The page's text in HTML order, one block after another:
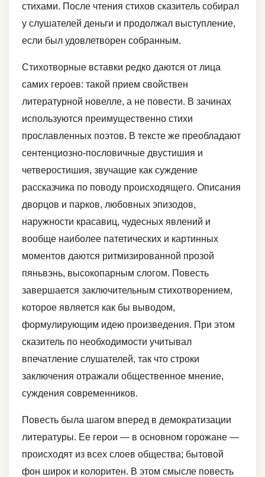
стихами. После чтения стихов сказитель собирал
у слушателей деньги и продолжал выступление,
если был удовлетворен собранным.
Стихотворные вставки редко даются от лица
самих героев: такой прием свойствен
литературной новелле, а не повести. В зачинах
используются преимущественно стихи
прославленных поэтов. В тексте же преобладают
сентенциозно-пословичные двустишия и
четверостишия, звучащие как суждение
рассказчика по поводу происходящего. Описания
дворцов и парков, любовных эпизодов,
наружности красавиц, чудесных явлений и
вообще наиболее патетических и картинных
моментов даются ритмизированной прозой
пяньвэнь, высокопарным слогом. Повесть
завершается заключительным стихотворением,
которое является как бы выводом,
формулирующим идею произведения. При этом
сказитель по необходимости учитывал
впечатление слушателей, так что строки
заключения отражали общественное мнение,
суждения современников.
Повесть была шагом вперед в демократизации
литературы. Ее герои — в основном горожане —
происходят из всех слоев общества; бытовой
фон широк и колоритен. В этом смысле повесть